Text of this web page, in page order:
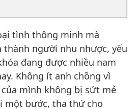
tình thông minh mà
thành người nhu nhược, yếu
đang được nhiều nam
Không ít anh chồng vì
mình không bị sứt mẻ
một bước, tha thứ cho